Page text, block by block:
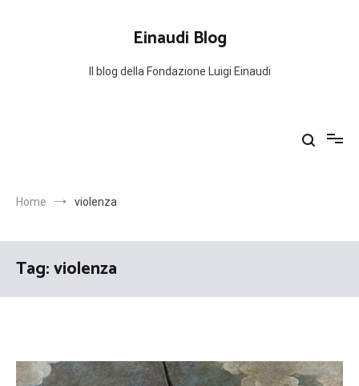
Einaudi Blog
Il blog della Fondazione Luigi Einaudi
Home violenza
Tag:violenza